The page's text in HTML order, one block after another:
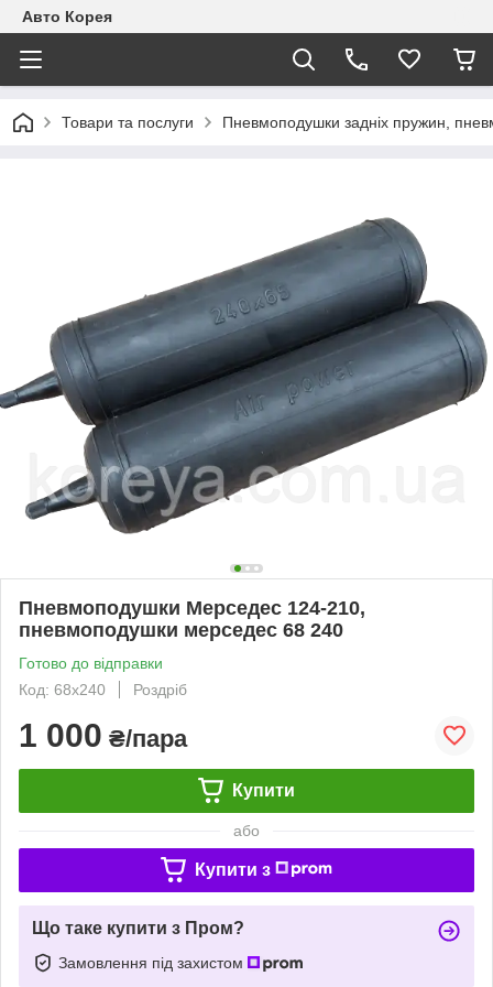
Авто Корея
Товари та послуги Пневмоподушки задніх пружин,
Пневмоподушки Мерседес 124-210,
пневмоподушки мерседес 68 240
Готово до відправки
Код: 68x240
Роздріб
1 000 ₴/пара
Купити
або
Купити з
Що таке купити з Пром?
Замовлення під захистом